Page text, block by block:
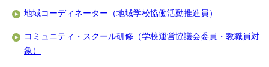
地域コーディネーター（地域学校協働活動推進員）
コミュニティ・スクール研修（学校運営協議会委員・教職員対
象）